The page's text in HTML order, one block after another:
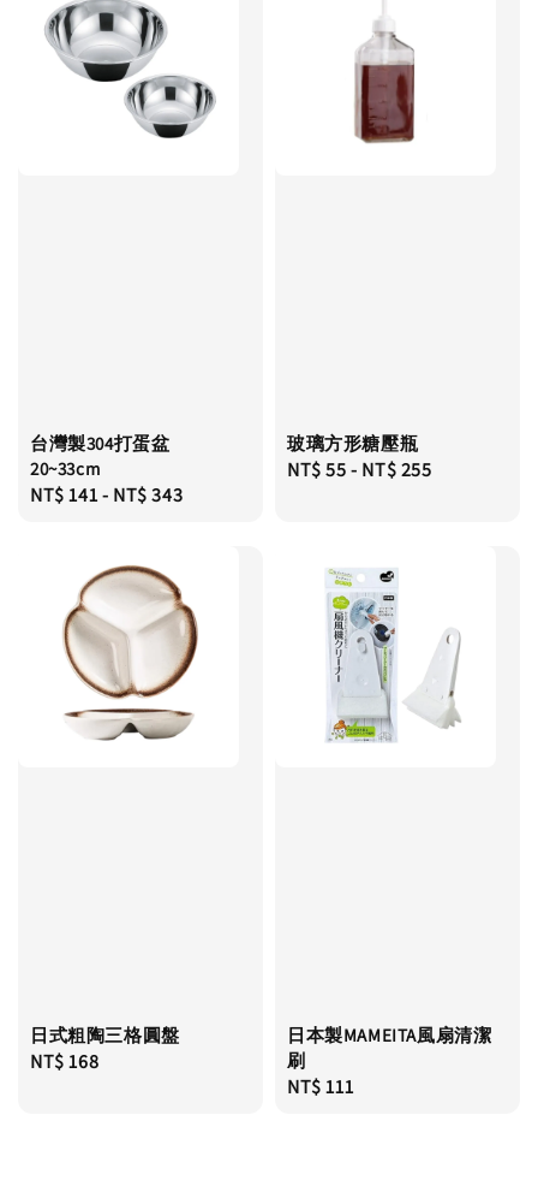
台灣製304打蛋盆
20~33cm
Regular
NT$ 141- NT$ 343
玻璃方形糖壓瓶
Regular
NT$ 55- NT$ 255
日式粗陶三格圓盤
Regular
NT$ 168
日本製MAMEITA風扇清潔
刷
Regular
NT$ 111